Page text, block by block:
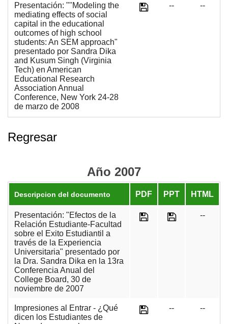
Presentación: ""Modeling the
mediating effects of social
capital in the educational
outcomes of high school
students: An SEM approach"
presentado por Sandra Dika
and Kusum Singh (Virginia
Tech) en American
Educational Research
Association Annual
Conference, New York 24-28
de marzo de 2008
-- --
Regresar
Año 2007
Descripcion del documento PDF PPT HTML
Presentación: "Efectos de la
Relación Estudiante-Facultad
sobre el Exito Estudiantil a
través de la Experiencia
Universitaria" presentado por
la Dra. Sandra Dika en la 13ra
Conferencia Anual del
College Board, 30 de
noviembre de 2007
--
Impresiones al Entrar - ¿Qué
dicen los Estudiantes de
-- --